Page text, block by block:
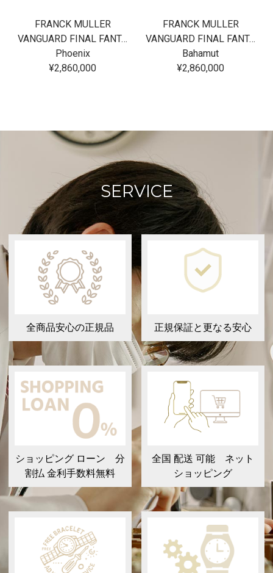
FRANCK MULLER
VANGUARD FINAL FANTASY XVI Phoenix
Phoenix
¥2,860,000
FRANCK MULLER
VANGUARD FINAL FANTASY XVI Bahamut
Bahamut
¥2,860,000
SERVICE
全商品安心の正規品 正規保証と更なる安心
ショッピング ローン 分
割払 金利手数料無料
全国 配送 可能 ネット
ショッピング